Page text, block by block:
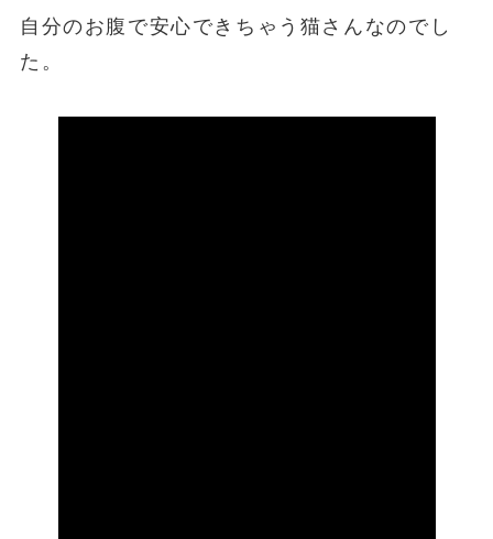
自分のお腹で安心できちゃう猫さんなのでし
た。